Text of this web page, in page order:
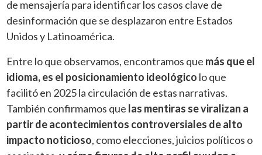
de mensajería para identificar los casos clave de
desinformación que se desplazaron entre Estados
Unidos y Latinoamérica.
Entre lo que observamos, encontramos que más que el
idioma, es el posicionamiento ideológico lo que
facilitó en 2025 la circulación de estas narrativas.
También confirmamos que las mentiras se viralizan a
partir de acontecimientos controversiales de alto
impacto noticioso, como elecciones, juicios políticos o